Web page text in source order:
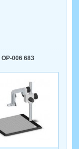
006 683